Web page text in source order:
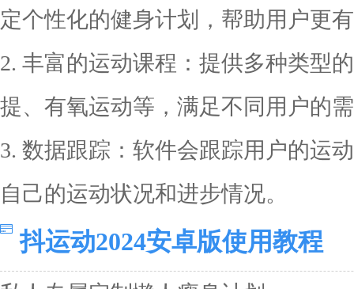
定个性化的健身计划，帮助用户更
2. 丰富的运动课程：提供多种类型
提、有氧运动等，满足不同用户的
3. 数据跟踪：软件会跟踪用户的运
自己的运动状况和进步情况。
抖运动2024安卓版使用教程